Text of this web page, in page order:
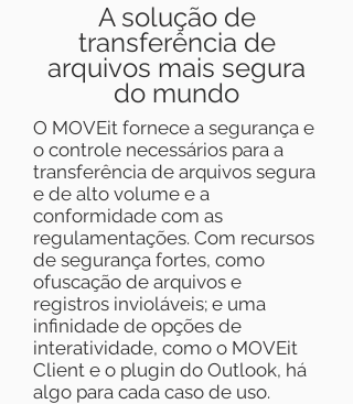
A solução de
transferência de
arquivos mais segura
do mundo
O MOVEit fornece a segurança e
o controle necessários para a
transferência de arquivos segura
e de alto volume e a
conformidade com as
regulamentações. Com recursos
de segurança fortes, como
ofuscação de arquivos e
registros invioláveis; e uma
infinidade de opções de
interatividade, como o MOVEit
Client e o plugin do Outlook, há
algo para cada caso de uso.